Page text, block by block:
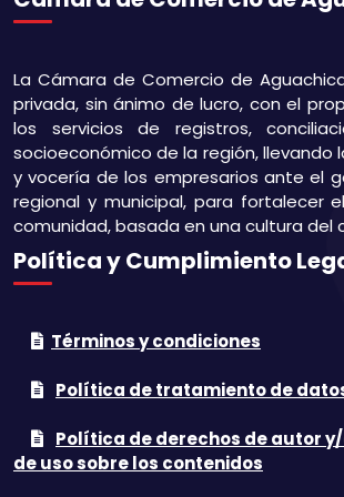
La Cámara de Comercio de
privada, sin ánimo de lucro, con el
los servicios de registros,
socioeconómico de la región, llevando
y vocería de los empresarios ante el
regional y municipal, para fortalecer
comunidad, basada en una cultura del
Política y Cumplimiento
Términos y condiciones
Política de tratamiento de
Política de derechos de autor
de uso sobre los contenidos